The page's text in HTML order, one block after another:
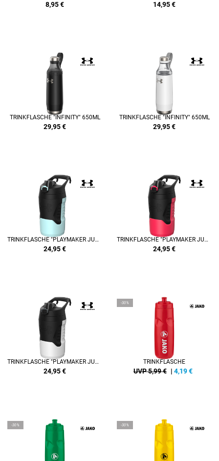
8,95€ 14,95€
TRINKFLASCHE "INFINITY" 650ML
29,95€
TRINKFLASCHE "INFINITY" 650ML
29,95€
TRINKFLASCHE "PLAYMAKER JUG" 950ML
24,95€
TRINKFLASCHE "PLAYMAKER JUG" 950ML
24,95€
TRINKFLASCHE "PLAYMAKER JUG" 950ML
24,95€
-30%
TRINKFLASCHE
UVP 5,99 € | 4,19€
-30% -30%